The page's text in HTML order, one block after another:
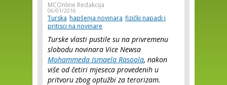
MCOnline Redakcija
06/01/2016
Turska hapšenja novinara fizički napadi i
pritisci na novinare
Turske vlasti pustile su na privremenu
slobodu novinara Vice Newsa
Mohammeda Ismaela Rasoola, nakon
više od četiri mjeseca provedenih u
pritvoru zbog optužbi za terorizam.